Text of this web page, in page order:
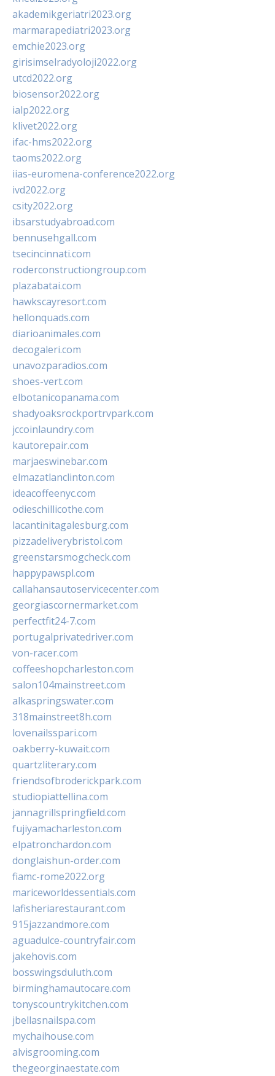
akademikgeriatri2023.org
marmarapediatri2023.org
emchie2023.org
girisimselradyoloji2022.org
utcd2022.org
biosensor2022.org
ialp2022.org
klivet2022.org
ifac-hms2022.org
taoms2022.org
iias-euromena-conference2022.org
ivd2022.org
csity2022.org
ibsarstudyabroad.com
bennusehgall.com
tsecincinnati.com
roderconstructiongroup.com
plazabatai.com
hawkscayresort.com
hellonquads.com
diarioanimales.com
decogaleri.com
unavozparadios.com
shoes-vert.com
elbotanicopanama.com
shadyoaksrockportrvpark.com
jccoinlaundry.com
kautorepair.com
marjaeswinebar.com
elmazatlanclinton.com
ideacoffeenyc.com
odieschillicothe.com
lacantinitagalesburg.com
pizzadeliverybristol.com
greenstarsmogcheck.com
happypawspl.com
callahansautoservicecenter.com
georgiascornermarket.com
perfectfit24-7.com
portugalprivatedriver.com
von-racer.com
coffeeshopcharleston.com
salon104mainstreet.com
alkaspringswater.com
318mainstreet8h.com
lovenailsspari.com
oakberry-kuwait.com
quartzliterary.com
friendsofbroderickpark.com
studiopiattellina.com
jannagrillspringfield.com
fujiyamacharleston.com
elpatronchardon.com
donglaishun-order.com
fiamc-rome2022.org
mariceworldessentials.com
lafisheriarestaurant.com
915jazzandmore.com
aguadulce-countryfair.com
jakehovis.com
bosswingsduluth.com
birminghamautocare.com
tonyscountrykitchen.com
jbellasnailspa.com
mychaihouse.com
alvisgrooming.com
thegeorginaestate.com